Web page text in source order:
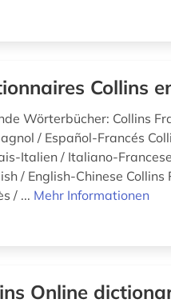
Collins
Wörterbücher: Collins
/ Español-Francés
Italien / Italiano-
/ English-Chinese
/ ... Mehr Informationen
Online